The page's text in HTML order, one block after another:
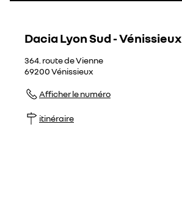
Dacia Lyon Sud - Vénissieux
364. route de Vienne
69200Vénissieux
Afficher le numéro
itinéraire